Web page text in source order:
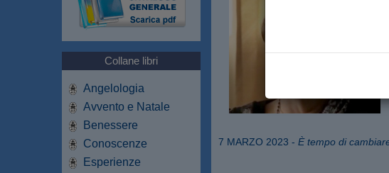
Collane libri
Angelologia
Avvento e Natale
Benessere
Conoscenze
Esperienze
7 MARZO 2023 - È tempo di